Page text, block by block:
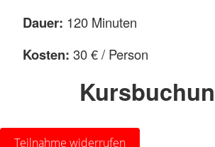
Dauer: 120 Minuten
Kosten: 30 € / Person